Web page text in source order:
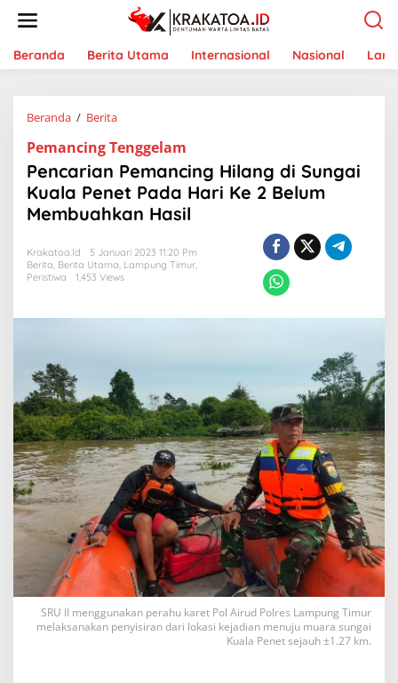
t
Beranda Berita Utama Internasional Nasional
Beranda / Berita
n
c
a
r
i
P
e
n
g
H
i
l
a
n
g
d
i
S
u
n
g
a
i
K
Pemancing Tenggelam
Pencarian Pemancing Hilang di Sungai
Kuala Penet Pada Hari Ke 2 Belum
Membuahkan Hasil
Krakatoa.id
5 Januari 2023 11:20 Pm
Berita, Berita Utama, Lampung Timur,
Peristiwa
1,453 Views
SRU II menggunakan perahu karet Pol Airud Polres Lampung Timur
melaksanakan penyisiran dari lokasi kejadian menuju muara sungai
Kuala Penet sejauh ±1.27 km.